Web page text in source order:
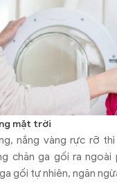
mặt trời
nắng vàng rực rỡ
chăn ga gối ra ngoài
gối tự nhiên, ngăn